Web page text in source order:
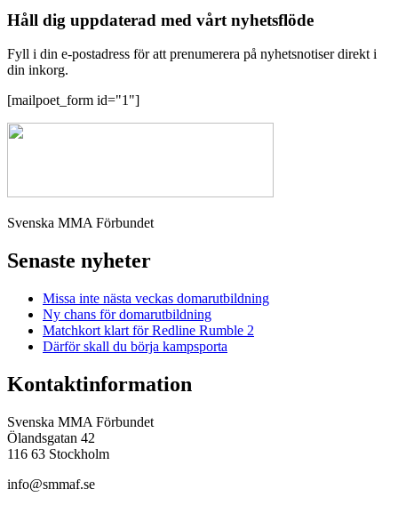
Håll dig uppdaterad med vårt nyhetsflöde
Fyll i din e-postadress för att prenumerera på nyhetsnotiser direkt i
din inkorg.
[mailpoet_form id="1"]
Svenska MMA Förbundet
Senaste nyheter
Missa inte nästa veckas domarutbildning
Ny chans för domarutbildning
Matchkort klart för Redline Rumble 2
Därför skall du börja kampsporta
Kontaktinformation
Svenska MMA Förbundet
Ölandsgatan 42
116 63 Stockholm
info@smmaf.se